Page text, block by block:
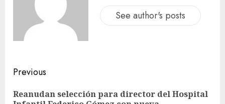
See author's posts
Previous
Reanudan selección para director del Hospital